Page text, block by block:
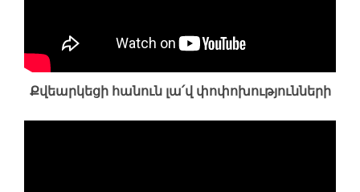
Քվեարկեցի հանուն լա՛վ փոփոխությունների